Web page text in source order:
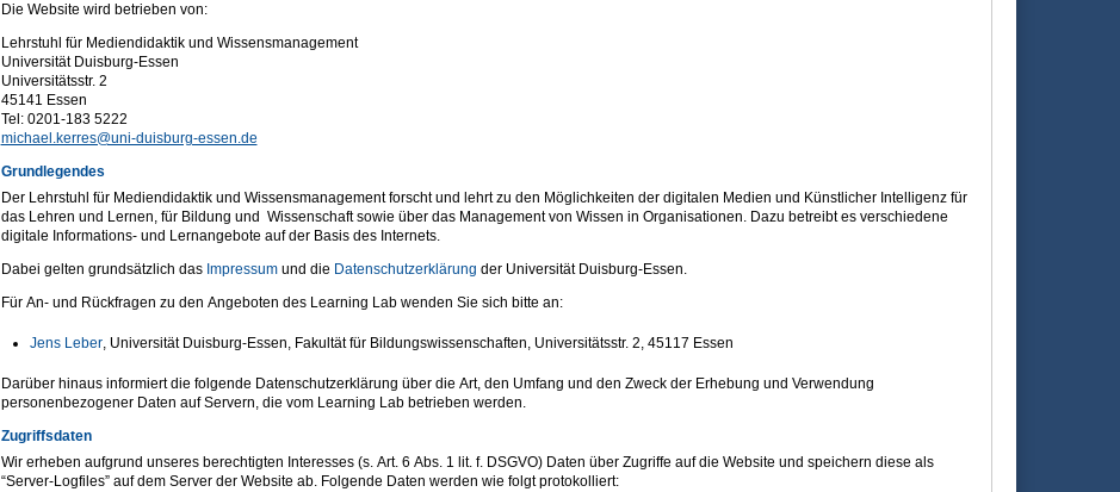
Die Website wird betrieben von:
Lehrstuhl für Mediendidaktik und Wissensmanagement
Universität Duisburg-Essen
Universitätsstr. 2
45141 Essen
Tel: 0201-183 5222
michael.kerres@uni-duisburg-essen.de
Grundlegendes
Der Lehrstuhl für Mediendidaktik und Wissensmanagement forscht und lehrt zu den Möglichkeiten der digitalen Medien und Künstlicher Intelligenz für
das Lehren und Lernen, für Bildung und Wissenschaft sowie über das Management von Wissen in Organisationen. Dazu betreibt es verschiedene
digitale Informations- und Lernangebote auf der Basis des Internets.
Dabei gelten grundsätzlich das Impressum und die Datenschutzerklärung der Universität Duisburg-Essen.
Für An- und Rückfragen zu den Angeboten des Learning Lab wenden Sie sich bitte an:
Jens Leber, Universität Duisburg-Essen, Fakultät für Bildungswissenschaften, Universitätsstr. 2, 45117 Essen
Darüber hinaus informiert die folgende Datenschutzerklärung über die Art, den Umfang und den Zweck der Erhebung und Verwendung
personenbezogener Daten auf Servern, die vom Learning Lab betrieben werden.
Zugriffsdaten
Wir erheben aufgrund unseres berechtigten Interesses (s. Art. 6 Abs. 1 lit. f. DSGVO) Daten über Zugriffe auf die Website und speichern diese als
“Server-Logfiles” auf dem Server der Website ab. Folgende Daten werden wie folgt protokolliert: